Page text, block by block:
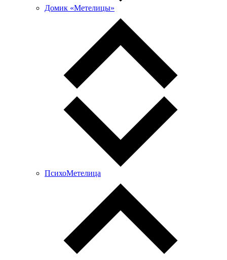
Домик «Метелицы»
ПсихоМетелица